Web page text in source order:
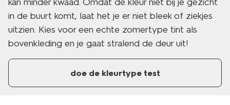
in de buurt komt, laat het je er niet bleek of ziekjes
uitzien. Kies voor een echte zomertype tint als
bovenkleding en je gaat stralend de deur uit!
doe de kleurtype test